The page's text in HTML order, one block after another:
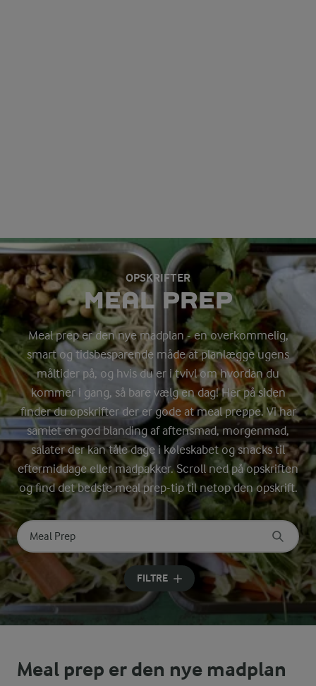
OPSKRIFTER
MEAL PREP
Meal prep er den nye madplan - en overkommelig,
smart og tidsbesparende måde at planlægge ugens
måltider på, og hvis du er i tvivl om hvordan du
kommer i gang, så bare vælg en dag! Her på siden
finder du opskrifter der er gode at meal preppe. Vi har
samlet en god blanding af aftensmad, morgenmad,
salater der kan tåle dage i køleskabet og snacks til
eftermiddage eller madpakker. Scroll ned på opskriften
og find det bedste meal prep-tip til netop den opskrift.
Søg på kategori
Indtast søgeord for at søge
FILTRE
Meal prep er den nye madplan